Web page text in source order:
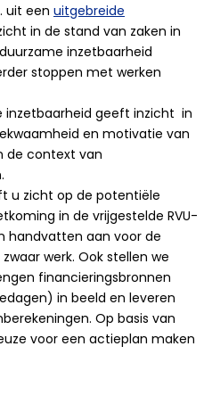
uit een uitgebreide
in de stand van zaken in
inzetbaarheid
stoppen met werken
inzetbaarheid geeft inzicht in
en motivatie van
de context van
u zicht op de potentiële
in de vrijgestelde RVU-
handvatten aan voor de
werk. Ook stellen we
financieringsbronnen
in beeld en leveren
Op basis van
voor een actieplan maken